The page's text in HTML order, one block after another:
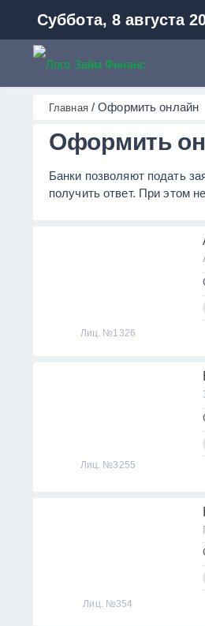
Суббота, 8 августа
ZaymFinans
Главная/Оформить онлайн
Оформить
Банки позволяют подать
получить ответ. При этом
Лиц. №1326
Лиц. №3255
Лиц. №354